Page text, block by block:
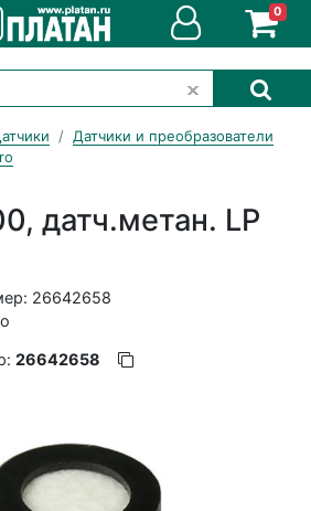
0
Датчики и преобразователи
датч.метан. LP
26642658
26642658